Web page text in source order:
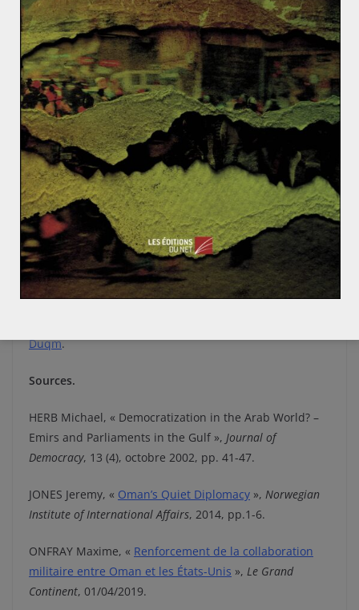
« inamovibles » selon les propos du ministre d’État
britannique Alistair Burt.
Stratégique pour les Britanniques, Oman l’est tout
autant pour les Étasuniens. En effet, de nombreux
accords ont été signés entre les deux États, dont un il y
a quelques semaines. Selon ce dernier, les États-Unis
peuvent utiliser certaines infrastructures portuaires et
aériennes omanaises. Il y a quelques mois, face aux
sanctions dont elle est la cible, l’Iran avait émis
l’hypothèse de bloquer le détroit d’Ormuz. Ce récent
accord militaire entre les États-Unis et Oman peut être
perçu comme une réponse à cette menace iranienne.
Enfin, Oman bénéficie aussi d’investissements chinois.
Ces derniers, d’environ dix milliards de dollars, sont
Duqm.
Sources.
HERB Michael, « Democratization in the Arab World? –
Emirs and Parliaments in the Gulf », Journal of
Democracy, 13 (4), octobre 2002, pp. 41-47.
JONES Jeremy, « Oman’s Quiet Diplomacy », Norwegian
Institute of International Affairs, 2014, pp.1-6.
ONFRAY Maxime, « Renforcement de la collaboration
militaire entre Oman et les États-Unis », Le Grand
Continent, 01/04/2019.